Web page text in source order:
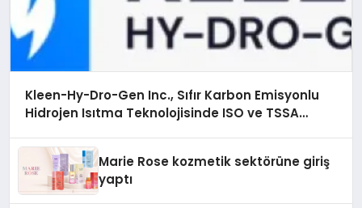
Kleen-Hy-Dro-Gen Inc., Sıfır Karbon Emisyonlu
Hidrojen Isıtma Teknolojisinde ISO ve TSSA
Marie Rose kozmetik sektörüne giriş
yaptı